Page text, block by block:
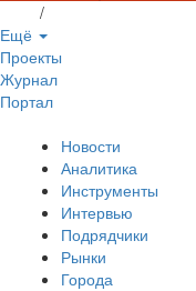
/
Ещё
Проекты
Журнал
Портал
Новости
Аналитика
Инструменты
Интервью
Подрядчики
Рынки
Города